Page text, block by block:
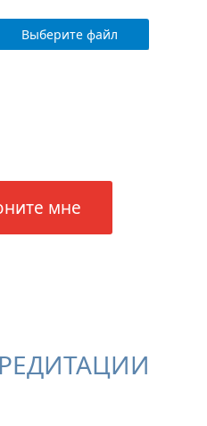
Выберите файл